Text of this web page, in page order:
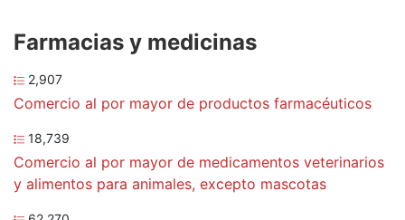
Farmacias y medicinas
2,907
Comercio al por mayor de productos farmacéuticos
18,739
Comercio al por mayor de medicamentos veterinarios
y alimentos para animales, excepto mascotas